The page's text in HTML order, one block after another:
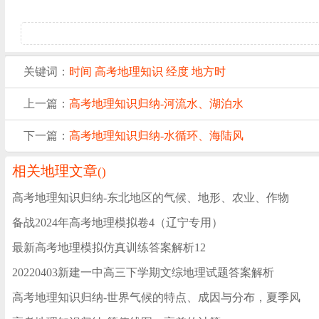
关键词： 时间 高考地理知识 经度 地方时
上一篇：高考地理知识归纳-河流水、湖泊水
下一篇：高考地理知识归纳-水循环、海陆风
相关地理文章()
高考地理知识归纳-东北地区的气候、地形、农业、作物
备战2024年高考地理模拟卷4（辽宁专用）
最新高考地理模拟仿真训练答案解析12
20220403新建一中高三下学期文综地理试题答案解析
高考地理知识归纳-世界气候的特点、成因与分布，夏季风